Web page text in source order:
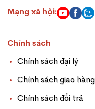
Mạng xã hội:
Chính sách
Chính sách đại lý
Chính sách giao hàng
Chính sách đổi trả